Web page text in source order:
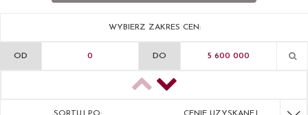
WYBIERZ ZAKRES CEN:
OD DO